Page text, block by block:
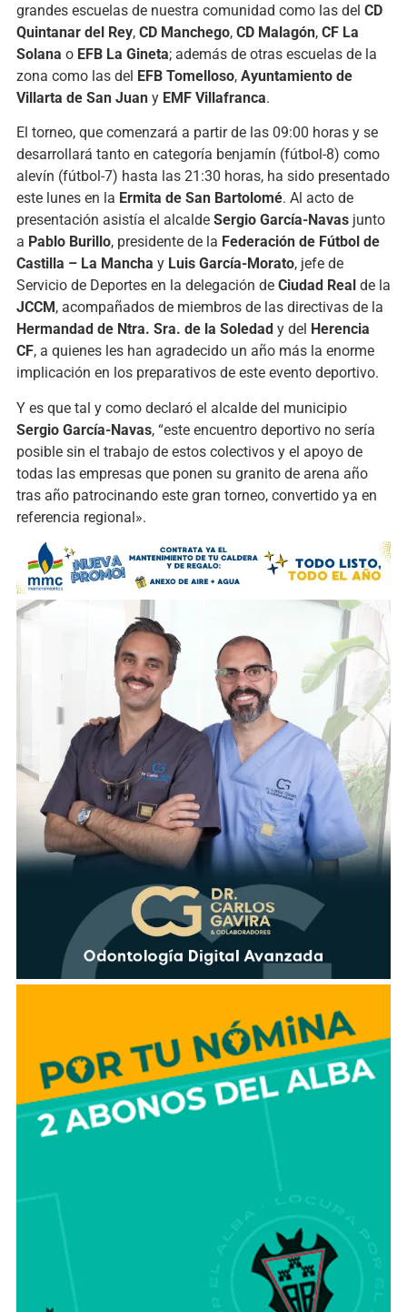
grandes escuelas de nuestra comunidad como las del CD
Quintanar del Rey, CD Manchego, CD Malagón, CF La
Solana o EFB La Gineta; además de otras escuelas de la
zona como las del EFB Tomelloso, Ayuntamiento de
Villarta de San Juany EMF Villafranca.
El torneo, que comenzará a partir de las 09:00 horas y se
desarrollará tanto en categoría benjamín (fútbol-8) como
alevín (fútbol-7) hasta las 21:30 horas, ha sido presentado
este lunes en la Ermita de San Bartolomé. Al acto de
presentación asistía el alcalde Sergio García-Navasjunto
a Pablo Burillo, presidente de la Federación de Fútbol de
Castilla – La Mancha y Luis García-Morato, jefe de
Servicio de Deportes en la delegación de Ciudad Real de la
JCCM , acompañados de miembros de las directivas de la
Hermandad de Ntra. Sra. de la Soledad y del Herencia
CF, a quienes les han agradecido un año más la enorme
implicación en los preparativos de este evento deportivo.
Y es que tal y como declaró el alcalde del municipio
Sergio García-Navas, “este encuentro deportivo no sería
posible sin el trabajo de estos colectivos y el apoyo de
todas las empresas que ponen su granito de arena año
tras año patrocinando este gran torneo, convertido ya en
referencia regional».